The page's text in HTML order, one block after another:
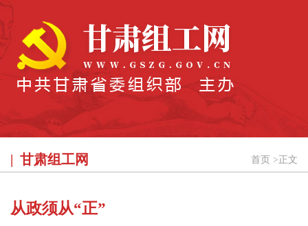
甘肃组工网 首页 > 正文
从政须从“正”